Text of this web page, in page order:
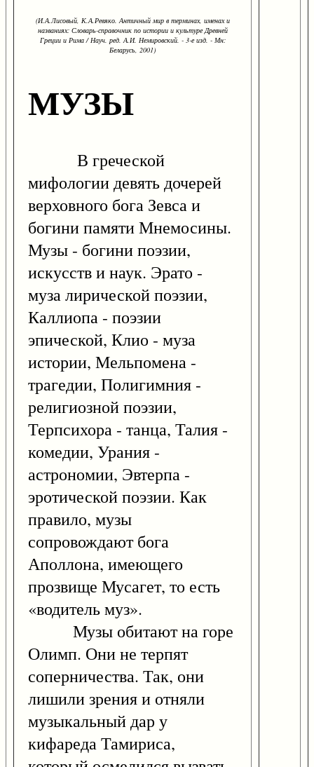
(И.А.Лисовый, К.А.Ревяко. Античный мир в терминах, именах и
названиях: Словарь-справочник по истории и культуре Древней
Греции и Рима / Науч. ред. А.И. Немировский. - 3-е изд. - Мн:
Беларусь, 2001)
МУЗЫ
В греческой
мифологии девять дочерей
верховного бога Зевса и
богини памяти Мнемосины.
Музы - богини поэзии,
искусств и наук. Эрато -
муза лирической поэзии,
Каллиопа - поэзии
эпической, Клио - муза
истории, Мельпомена -
трагедии, Полигимния -
религиозной поэзии,
Терпсихора - танца, Талия -
комедии, Урания -
астрономии, Эвтерпа -
эротической поэзии. Как
правило, музы
сопровождают бога
Аполлона, имеющего
прозвище Мусагет, то есть
«водитель муз».
Музы обитают на горе
Олимп. Они не терпят
соперничества. Так, они
лишили зрения и отняли
музыкальный дар у
кифареда Тамириса,